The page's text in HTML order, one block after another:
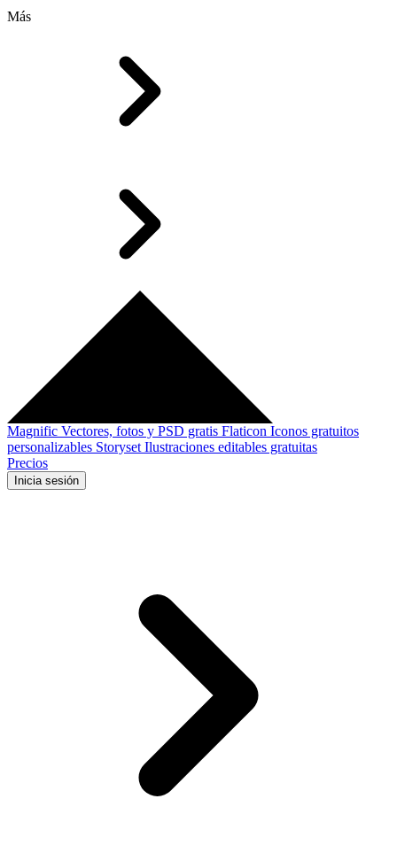
Más
Magnific Vectores, fotos y PSD gratis Flaticon Iconos gratuitos
personalizables Storyset Ilustraciones editables gratuitas
Precios
Inicia sesión